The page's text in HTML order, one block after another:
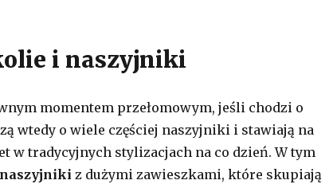
i naszyjniki
momentem przełomowym, jeśli chodzi o
wtedy o wiele częściej naszyjniki i stawiają na
w tradycyjnych stylizacjach na co dzień. W tym
naszyjniki z dużymi zawieszkami, które skupiają